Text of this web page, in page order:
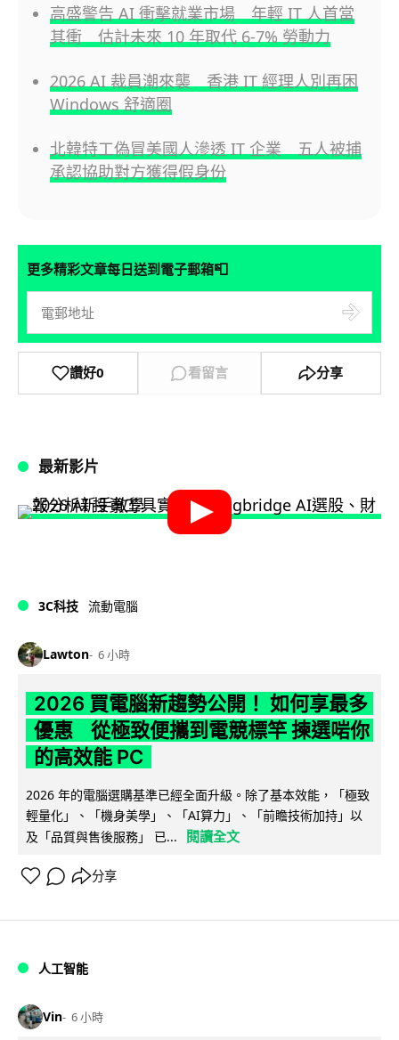
高盛警告 AI 衝擊就業市場 年輕 IT 人首當
其衝 估計未來 10 年取代 6-7% 勞動力
2026 AI 裁員潮來襲 香港 IT 經理人別再困
Windows 舒適圈
北韓特工偽冒美國人滲透 IT 企業 五人被捕
承認協助對方獲得假身份
更多精彩文章每日送到電子郵箱📮
讚好0 看留言 分享
最新影片
3C科技 流動電腦
Lawton 6 小時
2026 買電腦新趨勢公開！ 如何享最多
優惠 從極致便攜到電競標竿 揀選啱你
的高效能 PC
2026 年的電腦選購基準已經全面升級。除了基本效能，「極致
輕量化」、「機身美學」、「AI算力」、「前瞻技術加持」以
及「品質與售後服務」 已...
閱讀全文
分享
人工智能
Vin 6 小時